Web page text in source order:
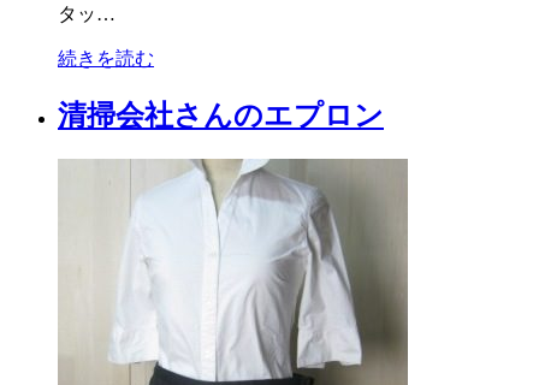
タッ…
続きを読む
清掃会社さんのエプロン